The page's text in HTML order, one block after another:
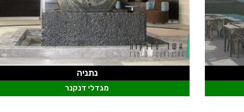
מגדלי דנקנר
נתניה